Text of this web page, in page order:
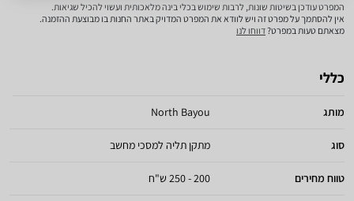
המפרט עודכן בשיטות שונות, לרבות שימוש בכלי בינה מלאכותית ועשוי להכיל שגיאות.
אין להסתמך על מפרט זה ויש לוודא את המפרט המדויק באתר החנות בו מבוצעת ההזמנה.
מצאתם טעות במפרט?דווחו לנו
כללי
מותג North Bayou
סוג מתקן תליה למסכי מחשב
טווח מחירים 200 - 250 ש"ח